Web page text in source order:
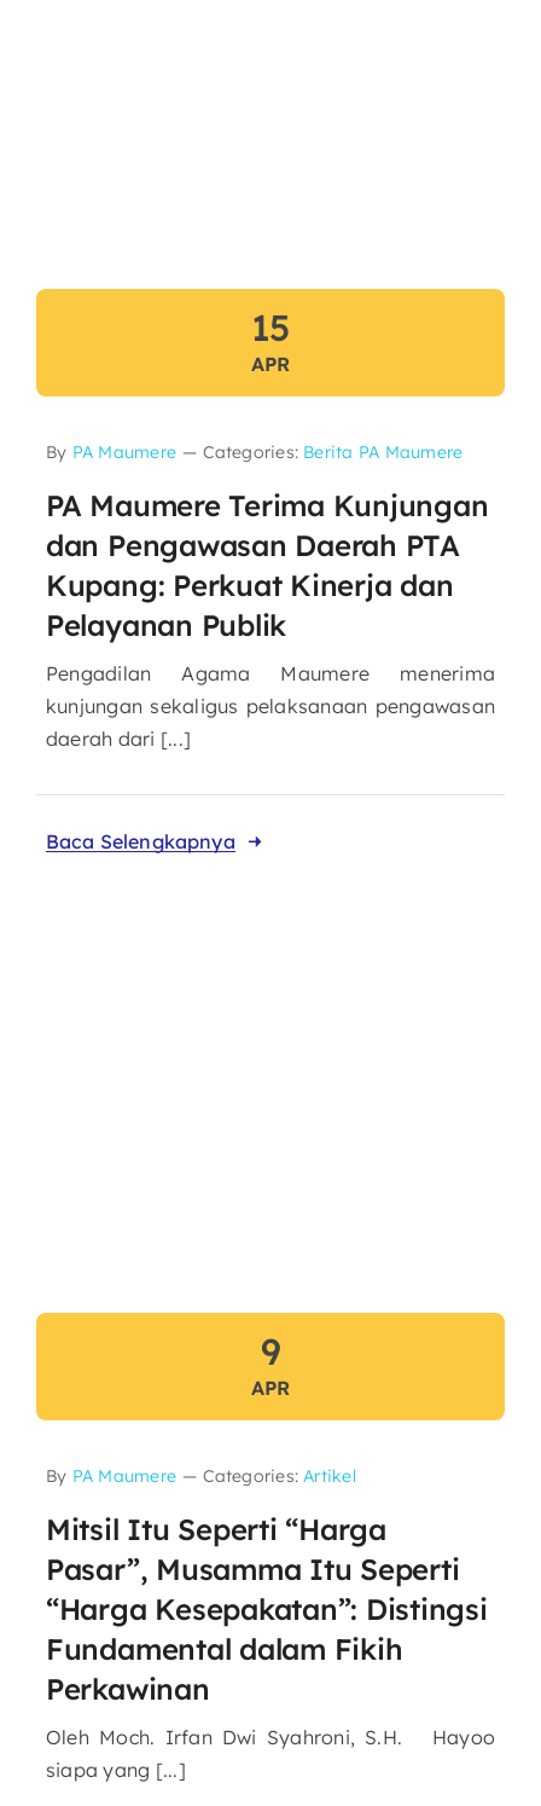
15
APR
By PA Maumere — Categories: Berita PA Maumere
PA Maumere Terima Kunjungan
dan Pengawasan Daerah PTA
Kupang: Perkuat Kinerja dan
Pelayanan Publik
Pengadilan Agama Maumere menerima
kunjungan sekaligus pelaksanaan pengawasan
daerah dari [...]
Baca Selengkapnya
9
APR
By PA Maumere — Categories:Artikel
Mitsil Itu Seperti “Harga
Pasar”, Musamma Itu Seperti
“Harga Kesepakatan”: Distingsi
Fundamental dalam Fikih
Perkawinan
Oleh Moch. Irfan Dwi Syahroni, S.H. Hayoo
siapa yang [...]